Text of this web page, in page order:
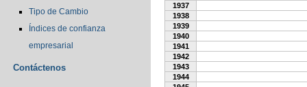
Tipo de Cambio
Índices de confianza
empresarial
Contáctenos
1937
1938
1939
1940
1941
1942
1943
1944